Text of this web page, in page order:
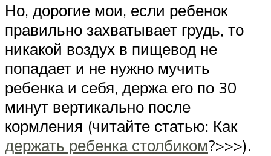
Но, дорогие мои, если ребенок
правильно захватывает грудь, то
никакой воздух в пищевод не
попадает и не нужно мучить
ребенка и себя, держа его по 30
минут вертикально после
кормления (читайте статью: Как
держать ребенка столбиком?>>>).